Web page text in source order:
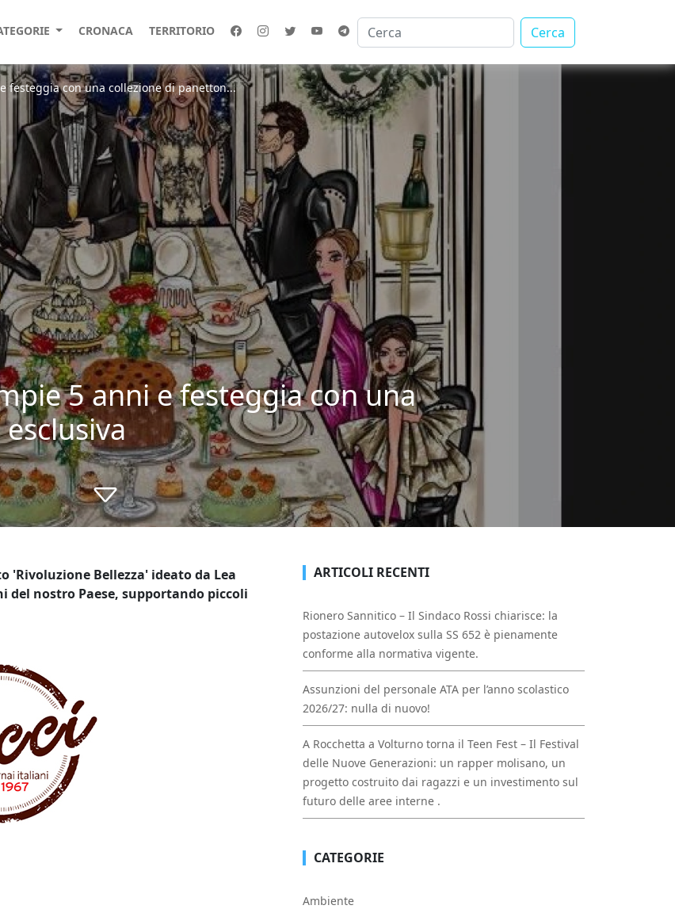
CRONACA TERRITORIO Cerca
festeggia con una collezione di panetton...
5 anni e festeggia con una
'Rivoluzione Bellezza' ideato da Lea
del nostro Paese, supportando piccoli
ARTICOLI RECENTI
Rionero Sannitico – Il Sindaco Rossi chiarisce: la
postazione autovelox sulla SS 652 è pienamente
conforme alla normativa vigente.
Assunzioni del personale ATA per l’anno scolastico
2026/27: nulla di nuovo!
A Rocchetta a Volturno torna il Teen Fest – Il Festival
delle Nuove Generazioni: un rapper molisano, un
progetto costruito dai ragazzi e un investimento sul
futuro delle aree interne .
CATEGORIE
Ambiente